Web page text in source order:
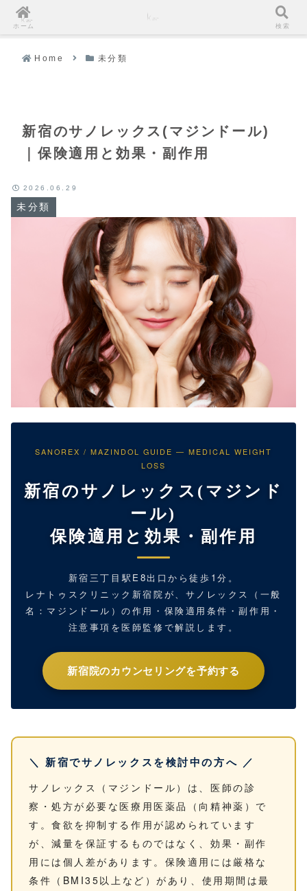
Home 未分類
新宿のサノレックス(マジンドール)
｜保険適用と効果・副作用
未分類
2026.06.29
SANOREX / MAZINDOL GUIDE — MEDICAL WEIGHT
LOSS
新宿のサノレックス(マジンド
ール)
保険適用と効果・副作用
新宿三丁目駅E8出口から徒歩1分。
レナトゥスクリニック新宿院が、サノレックス（一般
名：マジンドール）の作用・保険適用条件・副作用・
注意事項を医師監修で解説します。
新宿院のカウンセリングを予約する
＼ 新宿でサノレックスを検討中の方へ ／
サノレックス（マジンドール）は、医師の診
察・処方が必要な医療用医薬品（向精神薬）で
す。食欲を抑制する作用が認められています
が、減量を保証するものではなく、効果・副作
用には個人差があります。保険適用には厳格な
条件（BMI35以上など）があり、使用期間は最
ホーム 検索